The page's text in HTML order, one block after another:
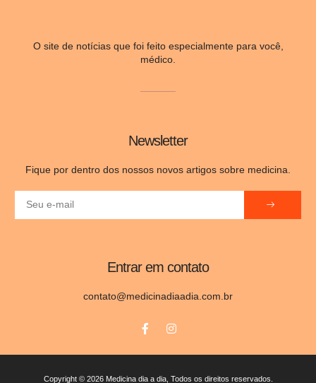
Newsletter
Fique por dentro dos nossos novos artigos sobre medicina.
O site de notícias que foi feito especialmente para você,
médico.
Entrar em contato
contato@medicinadiaadia.com.br
Copyright © 2026 Medicina dia a dia, Todos os direitos reservados.